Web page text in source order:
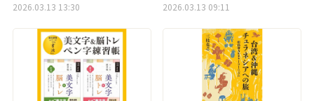
2026.03.13 13:30 2026.03.13 09:11